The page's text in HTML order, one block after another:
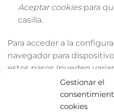
Gestionar el
cookies
Aceptar cookiespara
casilla.
Para acceder a la
navegador para
estos pasos (pueden
del navegador):
Internet Explorer